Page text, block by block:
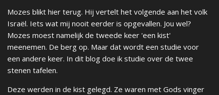
Mozes blikt hier terug. Hij vertelt het volgende aan het volk
Israël. Iets wat mij nooit eerder is opgevallen. Jou wel?
Mozes moest namelijk de tweede keer 'een kist'
meenemen. De berg op. Maar dat wordt een studie voor
een andere keer. In dit blog doe ik studie over de twee
stenen tafelen.
Deze werden in de kist gelegd. Ze waren met Gods vinger